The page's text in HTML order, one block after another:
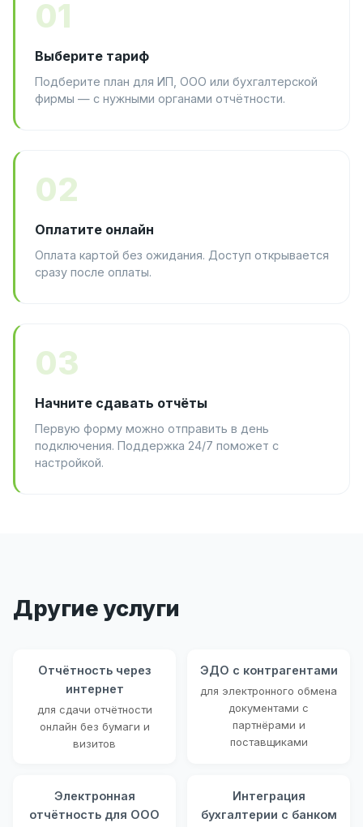
01
Выберите тариф
Подберите план для ИП, ООО или бухгалтерской
фирмы — с нужными органами отчётности.
02
Оплатите онлайн
Оплата картой без ожидания. Доступ открывается
сразу после оплаты.
03
Начните сдавать отчёты
Первую форму можно отправить в день
подключения. Поддержка 24/7 поможет с
настройкой.
Другие услуги
Отчётность через
интернет
для сдачи отчётности
онлайн без бумаги и
визитов
ЭДО с контрагентами
для электронного обмена
документами с
партнёрами и
поставщиками
Электронная
отчётность для ООО
Интеграция
бухгалтерии с банком